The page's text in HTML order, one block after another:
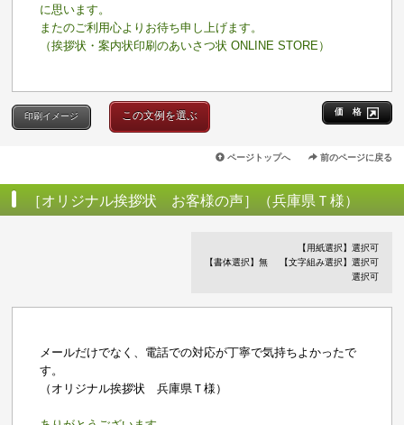
に思います。
またのご利用心よりお待ち申し上げます。
（挨拶状・案内状印刷のあいさつ状 ONLINE STORE）
価 格
印刷イメージ この文例を選ぶ
ページトップへ 前のページに戻る
［オリジナル挨拶状 お客様の声］（兵庫県Ｔ様）
【用紙選択】選択可
【書体選択】無
【文字組み選択】選択可
選択可
メールだけでなく、電話での対応が丁寧で気持ちよかったで
す。
（オリジナル挨拶状 兵庫県Ｔ様）